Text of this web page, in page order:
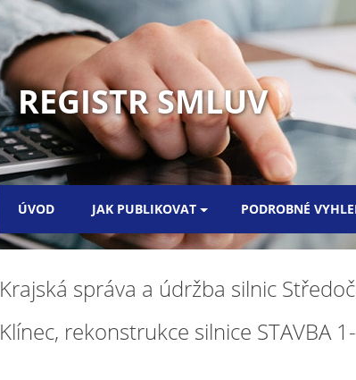
REGISTR SMLUV
ÚVOD JAK PUBLIKOVAT PODROBNÉ
Krajská správa a údržba silnic
Klínec, rekonstrukce silnice STAVBA